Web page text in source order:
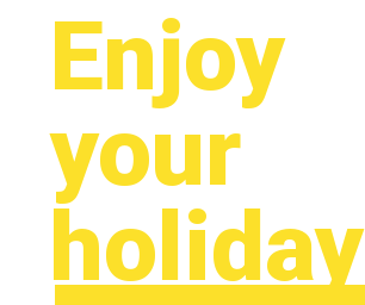
Enjoy
your
holiday